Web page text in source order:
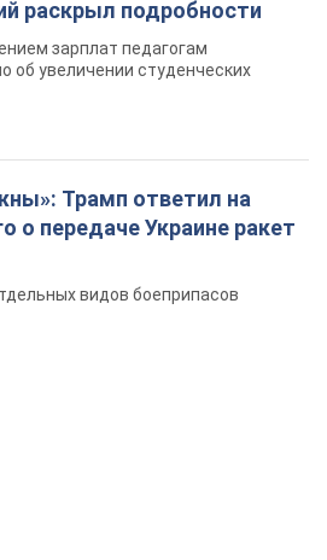
раскрыл подробности
зарплат педагогам
об увеличении студенческих
Трамп ответил на
о передаче Украине ракет
видов боеприпасов